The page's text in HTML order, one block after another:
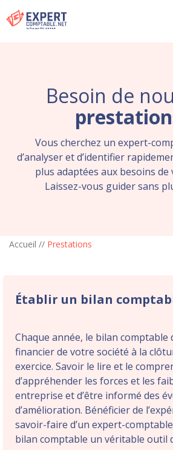
Besoin de
Vous cherchez un expert-
d’analyser et d’identifier
plus adaptées aux besoins de
Laissez-vous guider sans
Accueil // Prestations
Établir un bilan
Chaque année, le bilan comptable
financier de votre société à la
exercice. Savoir le lire et le
d’appréhender les forces et les
entreprise et d’être informé des
d’amélioration. Bénéficier de
savoir-faire d’un expert-
bilan comptable un véritable outil